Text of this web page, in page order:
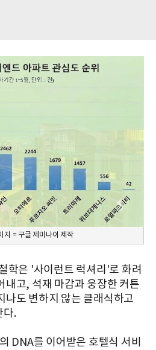
지 = 구글 제미나이 제작
학은 '사이런트 럭셔리'로 화려
내고, 석재 마감과 웅장한 커튼
나도 변하지 않는 클래식하고
다.
DNA를 이어받은 호텔식 서비